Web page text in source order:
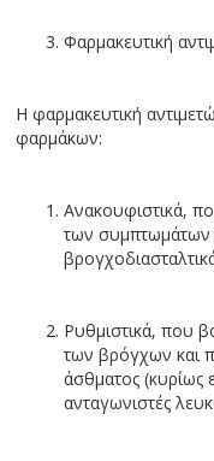
Φαρμακευτική
Η φαρμακευτική
φαρμάκων:
Ανακουφιστικά,
των συμπτωμάτων
Ρυθμιστικά, που
των βρόγχων και
άσθματος (κυρίως
ανταγωνιστές